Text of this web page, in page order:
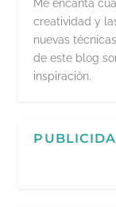
Me encanta
creatividad y
nuevas
de este blog
inspiración.